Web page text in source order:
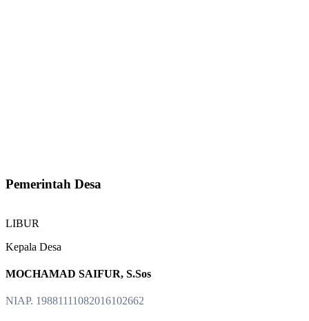
Pemerintah Desa
LIBUR
Kepala Desa
MOCHAMAD SAIFUR, S.Sos
NIAP. 19881111082016102662